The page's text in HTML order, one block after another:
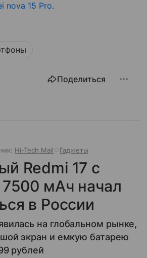
nova 15 Pro.
Поделиться
Hi-Tech Mail Гаджеты
Redmi 17 с
мАч начал
в России
на глобальном рынке,
экран и емкую батарею
рублей